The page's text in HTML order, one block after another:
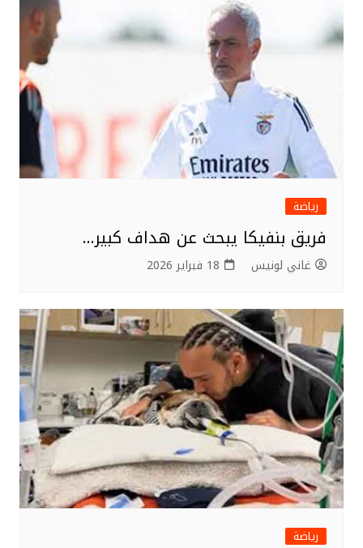
رياضة
فريق بنفيكا يبحث عن هداف كبير…
غاني لونيس 18 فبراير 2026
رياضة